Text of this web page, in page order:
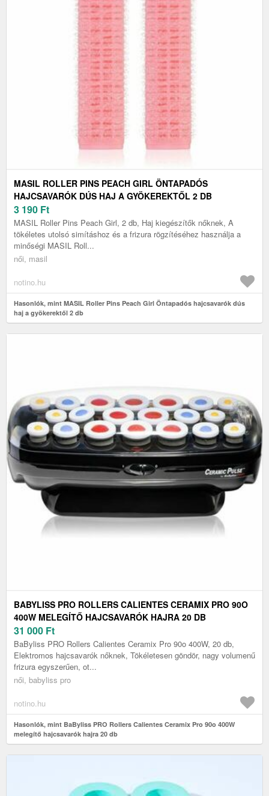
MASIL ROLLER PINS PEACH GIRL ÖNTAPADÓS
HAJCSAVARÓK DÚS HAJ A GYÖKEREKTŐL 2 DB
3 190 Ft
MASIL Roller Pins Peach Girl, 2 db, Haj kiegészítők nőknek, A
tökéletes utolsó simításhoz és a frizura rögzítéséhez használja a
minőségi MASIL Roll...
női, masil
notino.hu
Hasonlók, mint MASIL Roller Pins Peach Girl Öntapadós hajcsavarók dús
haj a gyökerektől 2 db
BABYLISS PRO ROLLERS CALIENTES CERAMIX PRO 90O
400W MELEGÍTŐ HAJCSAVARÓK HAJRA 20 DB
31 000 Ft
BaByliss PRO Rollers Calientes Ceramix Pro 90o 400W, 20 db,
Elektromos hajcsavarók nőknek, Tökéletesen göndör, nagy volumenű
frizura egyszerűen, ot...
női, babyliss pro
notino.hu
Hasonlók, mint BaByliss PRO Rollers Calientes Ceramix Pro 90o 400W
melegítő hajcsavarók hajra 20 db